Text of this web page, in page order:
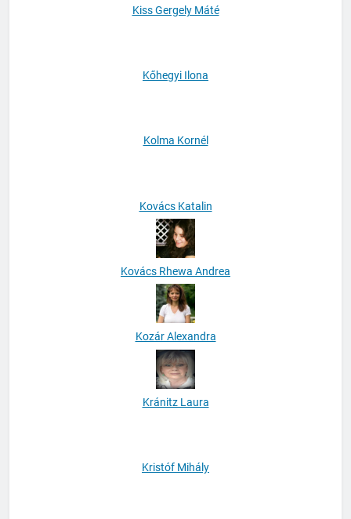
Kovács Katalin
Kovács Rhewa Andrea
Kozár Alexandra